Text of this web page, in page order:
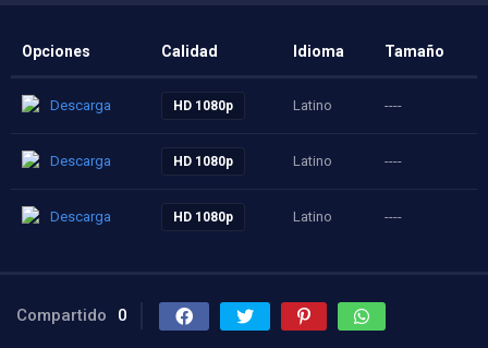
Opciones Calidad Idioma Tamaño
Descarga HD 1080p Latino ----
Descarga HD 1080p Latino ----
Descarga HD 1080p Latino ----
Compartido 0